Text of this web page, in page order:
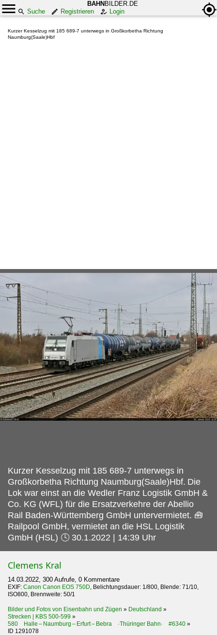
BAHN BILDER.DE
Suche
Registrieren Login
Kurzer Kesselzug mit 185 689-7 unterwegs in Großkorbetha Richtung
Naumburg(Saale)Hbf
Kurzer Kesselzug mit 185 689-7 unterwegs in
Großkorbetha Richtung Naumburg(Saale)Hbf. Die
Lok war einst an die Wedler Franz Logistik GmbH &
Co. KG (WFL) für die Ersatzverkehre der Abellio
Rail Baden-Württemberg GmbH untervermietet. 🧰
Railpool GmbH, vermietet an die HSL Logistik
GmbH (HSL) 🕓 30.1.2022 | 14:39 Uhr
Clemens Kral
14.03.2022, 300 Aufrufe, 0 Kommentare
EXIF: Canon Canon EOS 750D , Belichtungsdauer: 1/800, Blende: 71/10,
ISO800, Brennweite: 50/1
Bilder und Fotos von Eisenbahn und Zügen » Deutschland »
Strecken | KBS 500-599 »
580 Halle – Naumburg – Erfurt – Bebra ·Thüringer Bahn· #6340 »
ID 1291078